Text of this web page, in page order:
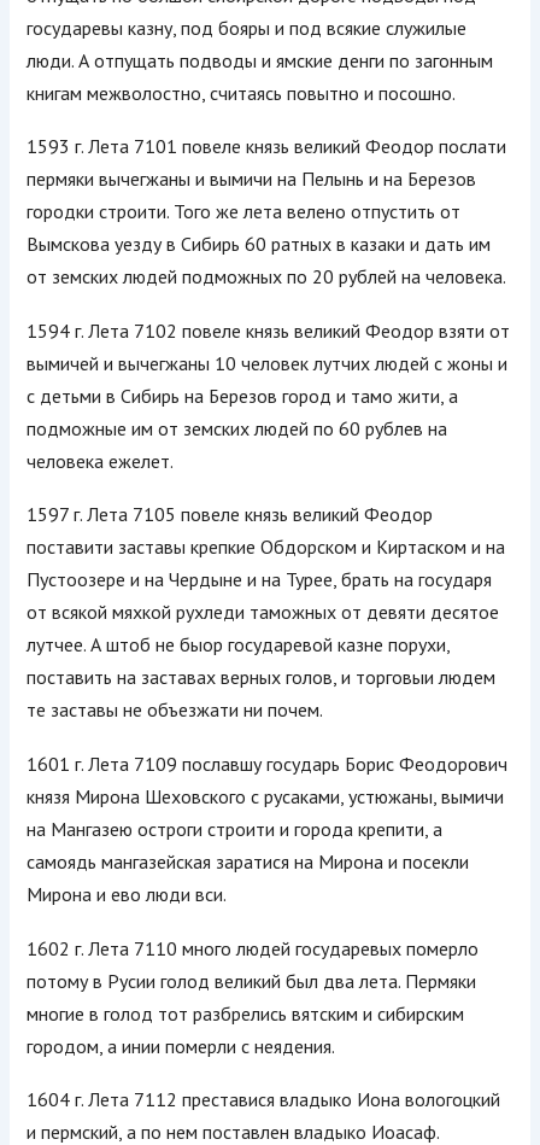
государевы казну, под бояры и под всякие служилые
люди. А отпущать подводы и ямские денги по загонным
книгам межволостно, считаясь повытно и посошно.
1593 г. Лета 7101 повеле князь великий Феодор послати
пермяки вычегжаны и вымичи на Пелынь и на Березов
городки строити. Того же лета велено отпустить от
Вымскова уезду в Сибирь 60 ратных в казаки и дать им
от земских людей подможных по 20 рублей на человека.
1594 г. Лета 7102 повеле князь великий Феодор взяти от
вымичей и вычегжаны 10 человек лутчих людей с жоны и
с детьми в Сибирь на Березов город и тамо жити, а
подможные им от земских людей по 60 рублев на
человека ежелет.
1597 г. Лета 7105 повеле князь великий Феодор
поставити заставы крепкие Обдорском и Киртаском и на
Пустоозере и на Чердыне и на Турее, брать на государя
от всякой мяхкой рухледи таможных от девяти десятое
лутчее. А штоб не быор государевой казне порухи,
поставить на заставах верных голов, и торговыи людем
те заставы не объезжати ни почем.
1601 г. Лета 7109 пославшу государь Борис Феодорович
князя Мирона Шеховского с русаками, устюжаны, вымичи
на Мангазею остроги строити и города крепити, а
самоядь мангазейская заратися на Мирона и посекли
Мирона и ево люди вси.
1602 г. Лета 7110 много людей государевых померло
потому в Русии голод великий был два лета. Пермяки
многие в голод тот разбрелись вятским и сибирским
городом, а инии померли с неядения.
1604 г. Лета 7112 преставися владыко Иона вологоцкий
и пермский, а по нем поставлен владыко Иоасаф.